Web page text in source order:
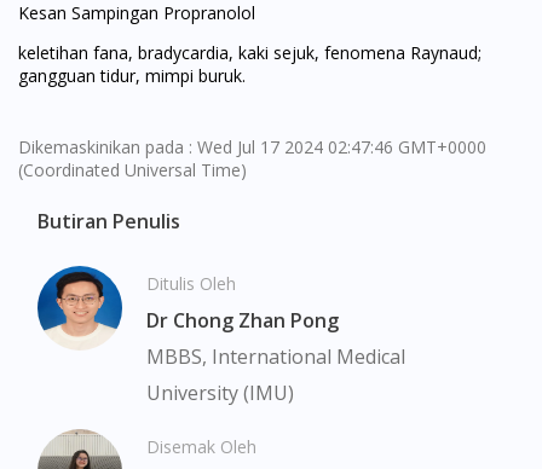
Kesan Sampingan Propranolol
keletihan fana, bradycardia, kaki sejuk, fenomena Raynaud;
gangguan tidur, mimpi buruk.
Dikemaskinikan pada : Wed Jul 17 2024 02:47:46 GMT+0000
(Coordinated Universal Time)
Butiran Penulis
Ditulis Oleh
Dr Chong Zhan Pong
MBBS, International Medical
University (IMU)
Disemak Oleh